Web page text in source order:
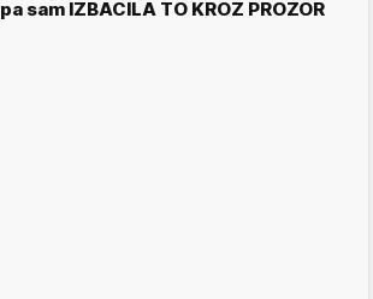
pa sam IZBACILA TO KROZ PROZOR